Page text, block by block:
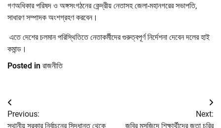
গণঅধিকার পরিষদ ও অঙ্গসংগঠনের কেন্দ্রীয় নেতাসহ জেলা-মহানগরের সভাপতি,
সাধারণ সম্পাদক অংশগ্রহণ করবেন।
এতে দেশের চলমান পরিস্থিতিতে নেতাকর্মীদের গুরুত্বপূর্ণ নির্দেশনা দেবেন দলের হাই
কমান্ড।
Posted in রাজনীতি
Post
navigation
Previous:
স্থানীয় সরকার নির্বাচনের সিদ্ধান্ত থেকে
Next:
জবির মসজিদে শিক্ষার্থীদের জুতা চুরির